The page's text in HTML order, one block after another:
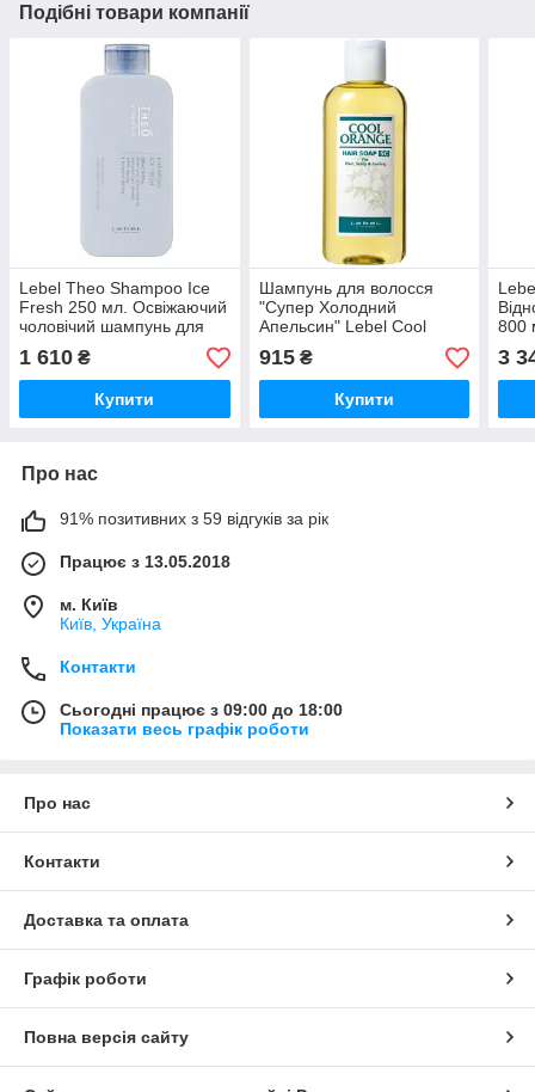
Подібні товари компанії
Lebel Theo Shampoo Ice
Fresh 250 мл. Освіжаючий
чоловічий шампунь для
шкіри колови та волосся
1 610 ₴
Купити
Шампунь для волосся
"Супер Холодний
Апельсин" Lebel Cool
Orange Shampoo SC 200
мл.
915₴
Купити
800
3
Про нас
91% позитивних з 59 відгуків за рік
Працює з 13.05.2018
м. Київ
Київ, Україна
Контакти
Сьогодні працює з 09:00 до 18:00
Показати весь графік роботи
Про нас
Контакти
Доставка та оплата
Графік роботи
Повна версія сайту